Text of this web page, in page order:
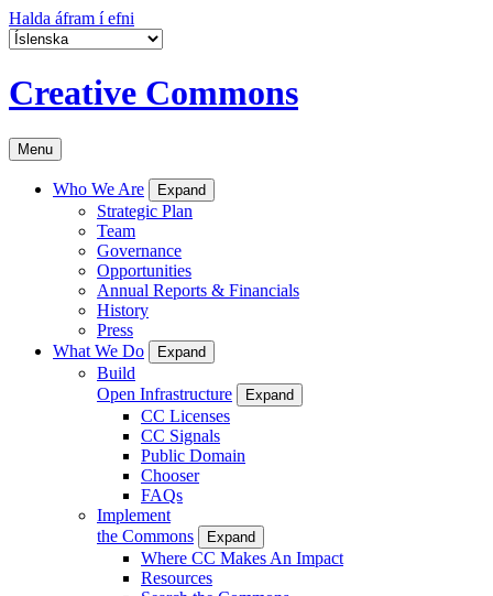
Halda áfram í efni
Creative Commons
Menu
Who We Are Expand
Strategic Plan
Team
Governance
Opportunities
Annual Reports & Financials
History
Press
What We Do
Expand
Build
Open Infrastructure
Expand
CC Licenses
CC Signals
Public Domain
Chooser
FAQs
Implement
the Commons
Expand
Where CC Makes An Impact
Resources